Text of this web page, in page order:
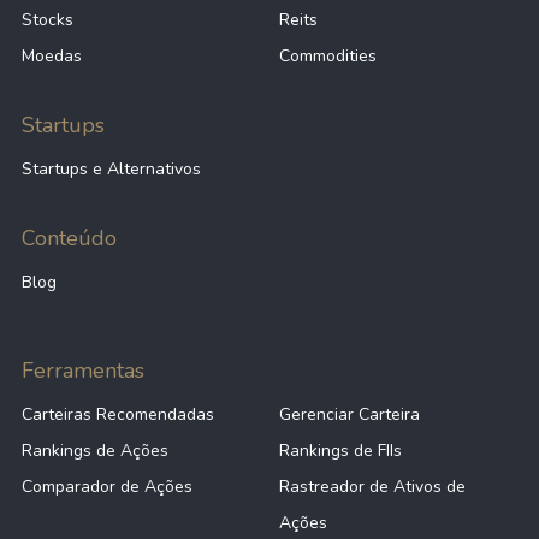
Stocks
Reits
Moedas
Commodities
Startups
Startups e Alternativos
Conteúdo
Blog
Ferramentas
Carteiras Recomendadas
Gerenciar Carteira
Rankings de Ações
Rankings de FIIs
Comparador de Ações
Rastreador de Ativos de
Ações